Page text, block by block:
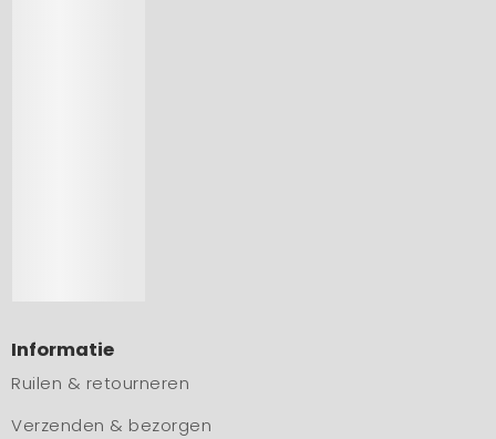
Informatie
Ruilen & retourneren
Verzenden & bezorgen